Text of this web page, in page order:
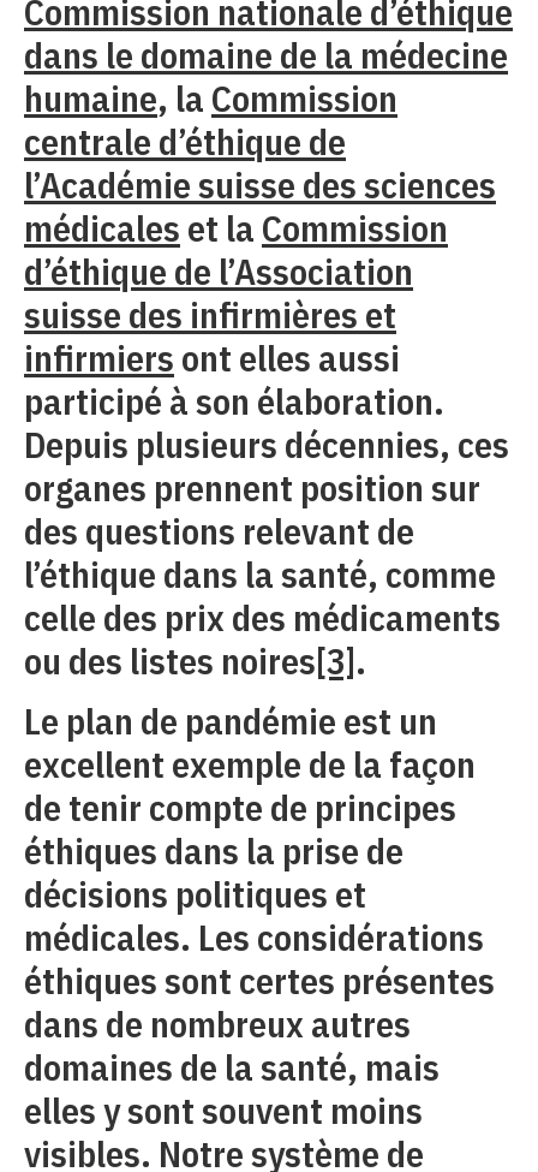
Commission nationale d’éthique
dans le domaine de la médecine
humaine, la Commission
centrale d’éthique de
l’Académie suisse des sciences
médicales et la Commission
d’éthique de l’Association
suisse des infirmières et
infirmiers ont elles aussi
participé à son élaboration.
Depuis plusieurs décennies, ces
organes prennent position sur
des questions relevant de
l’éthique dans la santé, comme
celle des prix des médicaments
ou des listes noires[3].
Le plan de pandémie est un
excellent exemple de la façon
de tenir compte de principes
éthiques dans la prise de
décisions politiques et
médicales. Les considérations
éthiques sont certes présentes
dans de nombreux autres
domaines de la santé, mais
elles y sont souvent moins
visibles. Notre système de